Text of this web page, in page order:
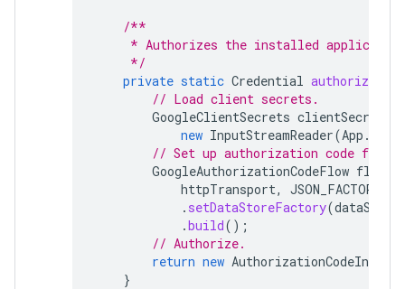
/**
* Authorizes the installed
     */
private static Credential authorize
// Load client secrets.
GoogleClientSecrets clientSecrets
new InputStreamReader(App .
// Set up authorization code flow.
GoogleAuthorizationCodeFlow flow
httpTransport, JSON_FACTORY
. setDataStoreFactory(
.build();
// Authorize.
return new
}